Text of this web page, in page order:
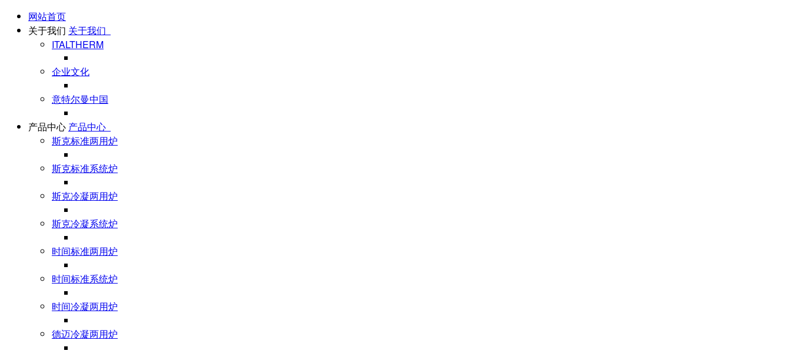
网站首页
关于我们 关于我们
ITALTHERM
企业文化
意特尔曼中国
产品中心 产品中心
斯克标准两用炉
斯克标准系统炉
斯克冷凝两用炉
斯克冷凝系统炉
时间标准两用炉
时间标准系统炉
时间冷凝两用炉
德迈冷凝两用炉